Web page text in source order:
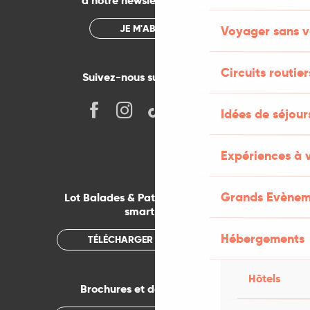
Voyager sans
Circuits
Idées de
Expériences à
Grands
Hébergements
Hôtels
JE M'ABONNE
Suivez-nous sur les réseaux !
Lot Balades & Patrimoines sur votre
smartphone
TÉLÉCHARGER L'APPLICATION
Brochures et documentations